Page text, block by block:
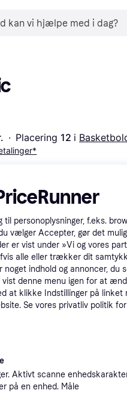
· Placering 12 i
til personoplysninger, f.eks.
vælger Accepter, gør det
er vist under »Vi og vores
alle eller trækker dit
indhold og annoncer, du
denne menu igen for at
at klikke Indstillinger på linket
Se vores privatliv politik
Aktivt scanne
på en enhed. Måle